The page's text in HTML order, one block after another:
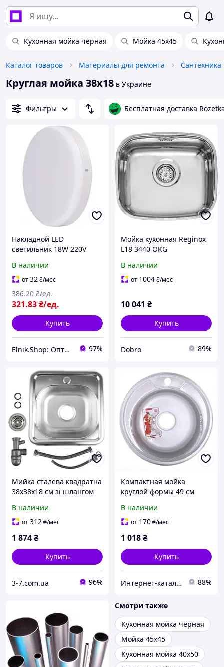
Кухонная мойка черная Мойка 45х45
Каталог товаров Материалы для ремонта Сантехника
Круглая мойка 38x18 в Украине
Фильтры Бесплатная доставка
Накладной LED
светильник 18W 220V
IP40 белый [l0861005]
E.NEXT
В наличии
от32₴/мес
321.83₴/ед.
386.20 ₴/ед.
Купить
Elnik.Shop: Оптово-розничная компания 97%
Мойка кухонная Reginox
L18 3440 OKG
44x38 см
В наличии
от 1004₴/мес
10 041 ₴
Купить
Dobro 89%
Мийка сталева квадратна
38x38x18 см зі шлангом
горловиною
В наличии
от312₴/мес
1 874₴
Купить
3-7.com.ua 96%
Компактная мойка
круглой формы 49 см
P5X2E75132
В наличии
от 170₴/мес
1 018₴
Купить
Интер​н​ет-ка​талог ​с​​ки​док "iBag.ua" 88%
Смотри также
Кухонная мойка черная
Мойка 45х45
Кухонная мойка 40х50